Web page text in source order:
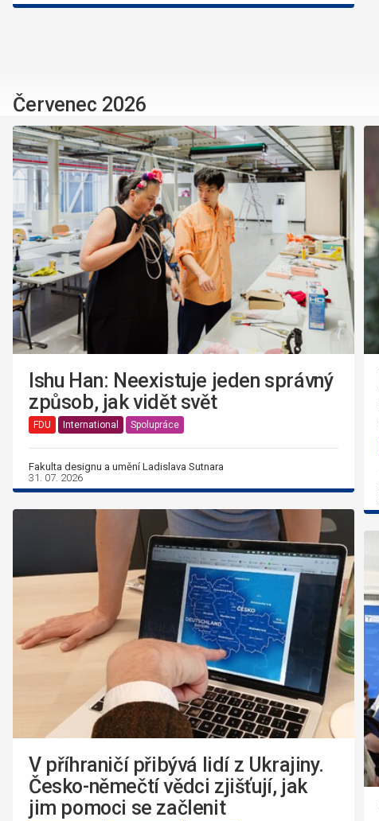
Červenec 2026
Ishu Han: Neexistuje jeden správný
způsob, jak vidět svět
FDU International Spolupráce
Fakulta designu a umění Ladislava Sutnara
31. 07. 2026
V příhraničí přibývá lidí z Ukrajiny.
Česko-němečtí vědci zjišťují, jak
jim pomoci se začlenit